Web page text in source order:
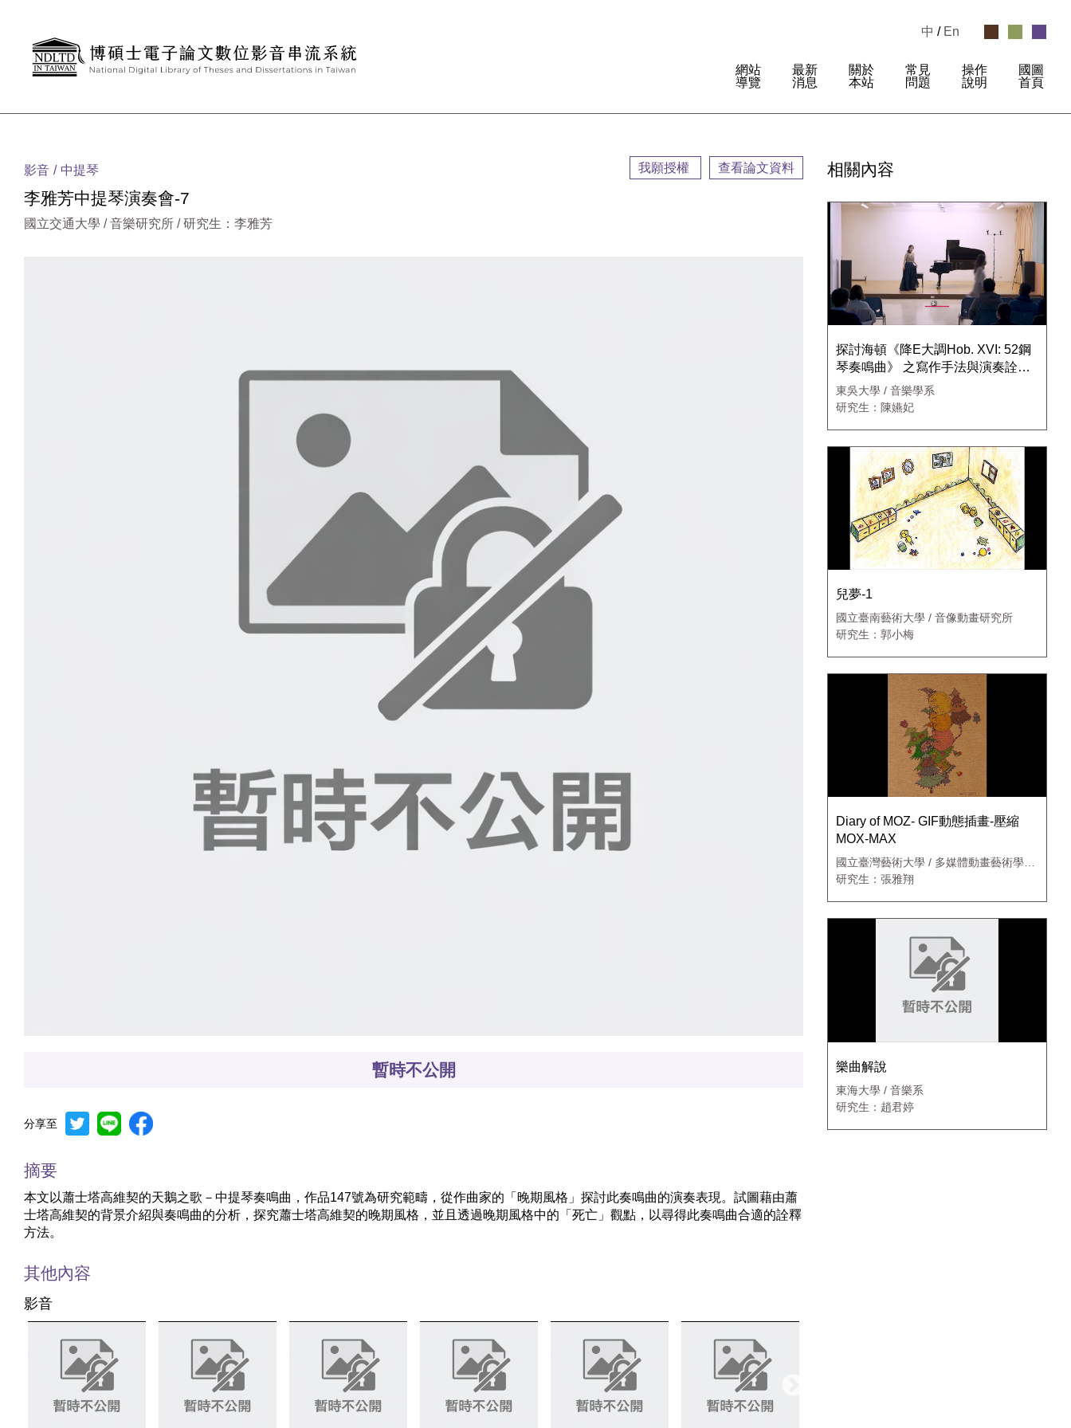
網站
導覽
最新
消息
關於
本站
常見
問題
操作
說明
國圖
首頁
中 / En
影音 中提琴
李雅芳中提琴演奏會-7
國立交通大學 / 音樂研究所 / 研究生：李雅芳
我願授權 查看論文資料
暫時不公開
分享至
摘要
本文以蕭士塔高維契的天鵝之歌－中提琴奏鳴曲，作品147號為研究範疇，從作曲家的「晚期風格」探討此奏鳴曲的演奏表現。試圖藉由蕭
士塔高維契的背景介紹與奏鳴曲的分析，探究蕭士塔高維契的晚期風格，並且透過晚期風格中的「死亡」觀點，以尋得此奏鳴曲合適的詮釋
方法。
其他內容
影音
相關內容
探討海頓《降E大調Hob. XVI: 52鋼
琴奏鳴曲》 之寫作手法與演奏詮釋 /
畢業音樂會1
東吳大學 / 音樂學系
研究生：陳嬿妃
兒夢-1
國立臺南藝術大學 / 音像動畫研究所
研究生：郭小梅
Diary of MOZ- GIF動態插畫-壓縮
MOX-MAX
國立臺灣藝術大學 / 多媒體動畫藝術學系
新媒體藝術碩士班
研究生：張雅翔
樂曲解說
東海大學 / 音樂系
研究生：趙君婷